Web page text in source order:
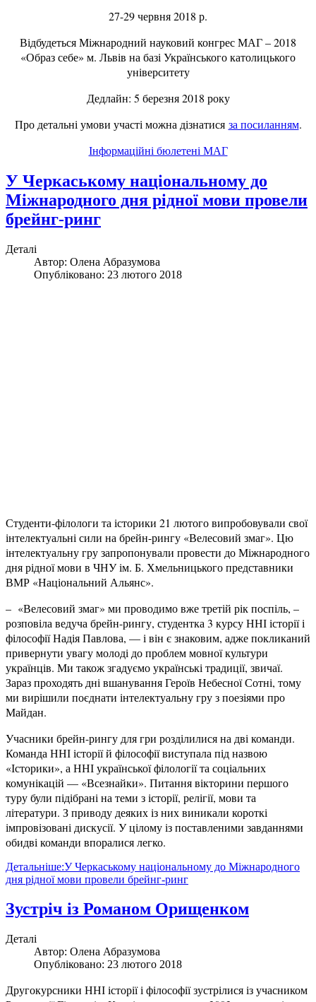
27-29 червня 2018 р.
Відбудеться Міжнародний науковий конгрес МАГ – 2018
«Образ себе» м. Львів на базі Українського католицького
університету
Дедлайн: 5 березня 2018 року
Про детальні умови участі можна дізнатися за посиланням.
Інформаційні бюлетені МАГ
У Черкаському національному до
Міжнародного дня рідної мови провели
брейнг-ринг
Деталі
Автор: Олена Абразумова
Опубліковано: 23 лютого 2018
Студенти-філологи та історики 21 лютого випробовували свої
інтелектуальні сили на брейн-рингу «Велесовий змаг». Цю
інтелектуальну гру запропонували провести до Міжнародного
дня рідної мови в ЧНУ ім. Б. Хмельницького представники
ВМР «Національний Альянс».
– «Велесовий змаг» ми проводимо вже третій рік поспіль, –
розповіла ведуча брейн-рингу, студентка 3 курсу ННІ історії і
філософії Надія Павлова, — і він є знаковим, адже покликаний
привернути увагу молоді до проблем мовної культури
українців. Ми також згадуємо українські традиції, звичаї.
Зараз проходять дні вшанування Героїв Небесної Сотні, тому
ми вирішили поєднати інтелектуальну гру з поезіями про
Майдан.
Учасники брейн-рингу для гри розділилися на дві команди.
Команда ННІ історії й філософії виступала під назвою
«Історики», а ННІ української філології та соціальних
комунікацій — «Всезнайки». Питання вікторини першого
туру були підібрані на теми з історії, релігії, мови та
літератури. З приводу деяких із них виникали короткі
імпровізовані дискусії. У цілому із поставленими завданнями
обидві команди впоралися легко.
Детальніше:У Черкаському національному до Міжнародного
дня рідної мови провели брейнг-ринг
Зустріч із Романом Орищенком
Деталі
Автор: Олена Абразумова
Опубліковано: 23 лютого 2018
Другокурсники ННІ історії і філософії зустрілися із учасником